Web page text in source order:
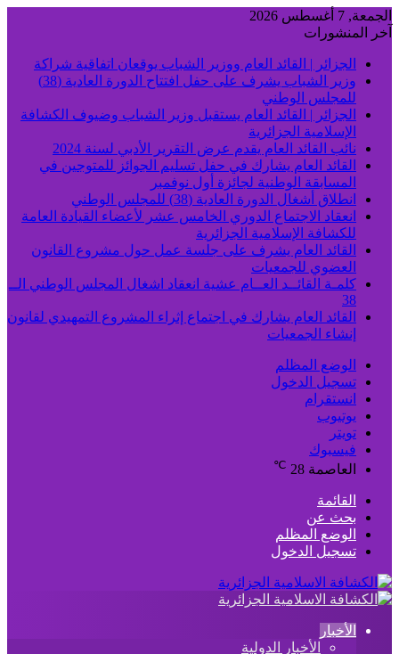
الجمعة, 7 أغسطس 2026
آخر المنشورات
الجزائر | القائد العام ووزير الشباب يوقعان اتفاقية شراكة
وزير الشباب يشرف على حفل افتتاح الدورة العادية (38)
للمجلس الوطني
الجزائر | القائد العام يستقبل وزير الشباب وضيوف الكشافة
الإسلامية الجزائرية
نائب القائد العام يقدم عرض التقرير الأدبي لسنة 2024
القائد العام يشارك في حفل تسليم الجوائز للمتوجين في
المسابقة الوطنية لجائزة أول نوفمبر
انطلاق أشغال الدورة العادية (38) للمجلس الوطني
انعقاد الاجتماع الدوري الخامس عشر لأعضاء القيادة العامة
للكشافة الإسلامية الجزائرية
القائد العام يشرف على جلسة عمل حول مشروع القانون
العضوي للجمعيات
كلمـة القائــد العــام عشية انعقاد اشغال المجلس الوطني الــ
38
القائد العام يشارك في اجتماع إثراء المشروع التمهيدي لقانون
إنشاء الجمعيات
الوضع المظلم
تسجيل الدخول
انستقرام
يوتيوب
تويتر
فيسبوك
العاصمة 28
℃
القائمة
بحث عن
الوضع المظلم
تسجيل الدخول
الأخبار
الأخبار الدولية